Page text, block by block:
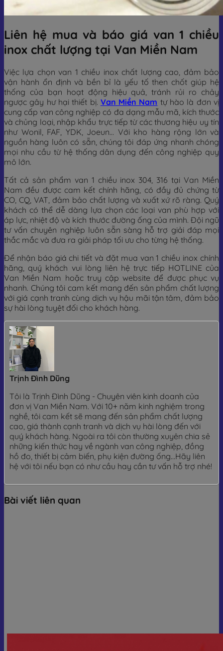
Liên hệ mua và báo giá van 1 chiều
inox chất lượng tại Van Miền Nam
Việc lựa chọn van 1 chiều inox chất lượng cao, đảm bảo
vận hành ổn định và bền bỉ là yếu tố then chốt giúp hệ
thống của bạn hoạt động hiệu quả, tránh rủi ro chảy
ngược gây hư hại thiết bị. Van Miền Nam tự hào là đơn vị
cung cấp van công nghiệp có đa dạng mẫu mã, kích thước
và chủng loại, nhập khẩu trực tiếp từ các thương hiệu uy tín
như Wonil, FAF, YDK, Joeun… Với kho hàng rộng lớn và
nguồn hàng luôn có sẵn, chúng tôi đáp ứng nhanh chóng
mọi nhu cầu từ hệ thống dân dụng đến công nghiệp quy
mô lớn.
Tất cả sản phẩm van 1 chiều inox 304, 316 tại Van Miền
Nam đều được cam kết chính hãng, có đầy đủ chứng từ
CO, CQ, VAT, đảm bảo chất lượng và xuất xứ rõ ràng. Quý
khách có thể dễ dàng lựa chọn các loại van phù hợp với
áp lực, nhiệt độ và kích thước đường ống của mình. Đội ngũ
tư vấn chuyên nghiệp luôn sẵn sàng hỗ trợ giải đáp mọi
thắc mắc và đưa ra giải pháp tối ưu cho từng hệ thống.
Để nhận báo giá chi tiết và đặt mua van 1 chiều inox chính
hãng, quý khách vui lòng liên hệ trực tiếp HOTLINE của
Van Miền Nam hoặc truy cập website để được phục vụ
nhanh. Chúng tôi cam kết mang đến sản phẩm chất lượng
với giá cạnh tranh cùng dịch vụ hậu mãi tận tâm, đảm bảo
sự hài lòng tuyệt đối cho khách hàng.
Trịnh Đình Dũng
Tôi là Trịnh Đình Dũng - Chuyên viên kinh doanh của
đơn vị Van Miền Nam. Với 10+ năm kinh nghiệm trong
nghề, tôi cam kết sẽ mang đến sản phẩm chất lượng
cao, giá thành cạnh tranh và dịch vụ hài lòng đến với
quý khách hàng. Ngoài ra tôi còn thường xuyên chia sẻ
những kiến thức hay về ngành van công nghiệp, đồng
hồ đo, thiết bị cảm biến, phụ kiện đường ống...Hãy liên
hệ với tôi nếu bạn có như cầu hay cần tư vấn hỗ trợ nhé!
Bài viết liên quan